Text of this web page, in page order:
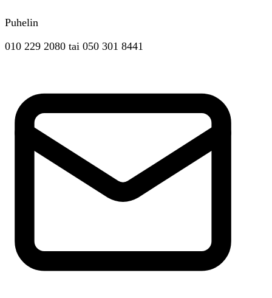
Puhelin
010 229 2080 tai 050 301 8441